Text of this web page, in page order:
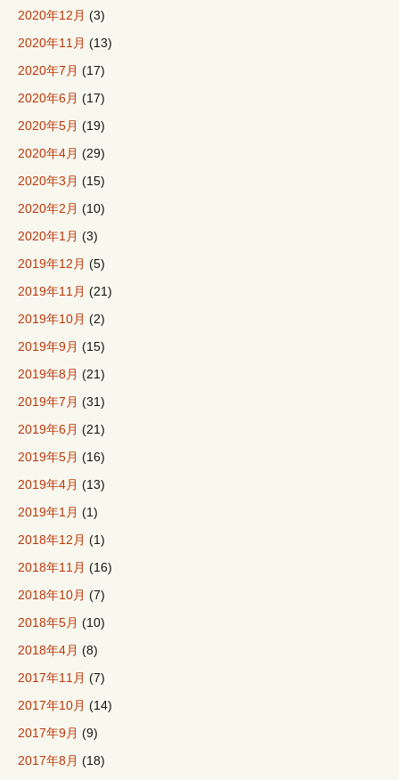
2020年12月 (3)
2020年11月 (13)
2020年7月 (17)
2020年6月 (17)
2020年5月 (19)
2020年4月 (29)
2020年3月 (15)
2020年2月 (10)
2020年1月 (3)
2019年12月 (5)
2019年11月 (21)
2019年10月 (2)
2019年9月 (15)
2019年8月 (21)
2019年7月 (31)
2019年6月 (21)
2019年5月 (16)
2019年4月 (13)
2019年1月 (1)
2018年12月 (1)
2018年11月 (16)
2018年10月 (7)
2018年5月 (10)
2018年4月 (8)
2017年11月 (7)
2017年10月 (14)
2017年9月 (9)
2017年8月 (18)